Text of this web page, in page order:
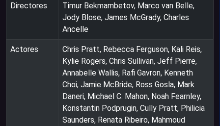
Directores
Timur Bekmambetov, Marco van Belle,
Jody Blose, James McGrady, Charles
Ancelle
Actores
Chris Pratt, Rebecca Ferguson, Kali Reis,
Kylie Rogers, Chris Sullivan, Jeff Pierre,
Annabelle Wallis, Rafi Gavron, Kenneth
Choi, Jamie McBride, Ross Gosla, Mark
Daneri, Michael C. Mahon, Noah Fearnley,
Konstantin Podprugin, Cully Pratt, Philicia
Saunders, Renata Ribeiro, Mahmoud